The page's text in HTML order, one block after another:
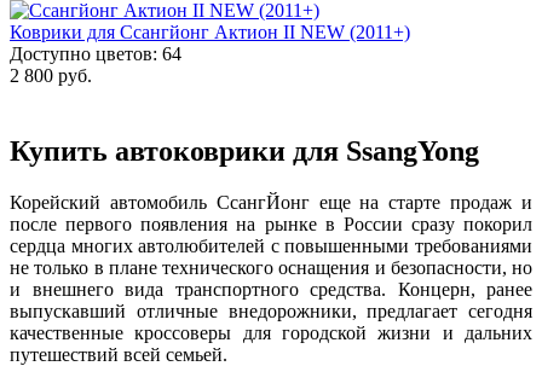
Коврики для Ссангйонг Актион II NEW (2011+)
Доступно цветов: 64
2 800 руб.
Купить автоковрики для SsangYong
Корейский автомобиль СсангЙонг еще на старте продаж и
после первого появления на рынке в России сразу покорил
сердца многих автолюбителей с повышенными требованиями
не только в плане технического оснащения и безопасности, но
и внешнего вида транспортного средства. Концерн, ранее
выпускавший отличные внедорожники, предлагает сегодня
качественные кроссоверы для городской жизни и дальних
путешествий всей семьей.